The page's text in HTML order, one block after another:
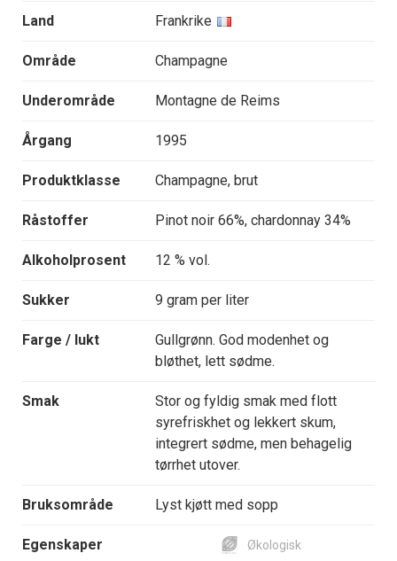
Land Frankrike
Område Champagne
Underområde Montagne de Reims
Årgang 1995
Produktklasse Champagne, brut
Råstoffer Pinot noir 66%, chardonnay 34%
Alkoholprosent 12 % vol.
Sukker 9 gram per liter
Farge / lukt
Gullgrønn. God modenhet og
bløthet, lett sødme.
Smak
Stor og fyldig smak med flott
syrefriskhet og lekkert skum,
integrert sødme, men behagelig
tørrhet utover.
Bruksområde Lyst kjøtt med sopp
Egenskaper Økologisk